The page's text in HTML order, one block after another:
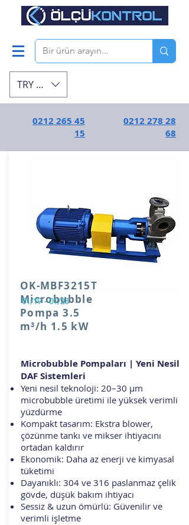
TRY (₺)
0212 265 45
15
0212 278 28
68
OK-MBF3215T
Microbubble
Pompa 3.5
m³/h 1.5 kW
01/19 - 01/23
Microbubble Pompaları | Yeni Nesil
DAF Sistemleri
Yeni nesil teknoloji: 20–30 µm
microbubble üretimi ile yüksek verimli
yüzdürme
Kompakt tasarım: Ekstra blower,
çözünme tankı ve mikser ihtiyacını
ortadan kaldırır
Ekonomik: Daha az enerji ve kimyasal
tüketimi
Dayanıklı: 304 ve 316 paslanmaz çelik
gövde, düşük bakım ihtiyacı
Sessiz & uzun ömürlü: Güvenilir ve
verimli işletme